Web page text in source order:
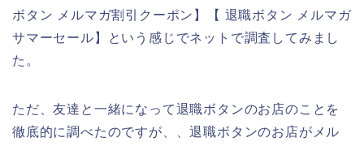
ボタン メルマガ割引クーポン】【 退職ボタン メルマガ
サマーセール】という感じでネットで調査してみまし
た。
ただ、友達と一緒になって退職ボタンのお店のことを
徹底的に調べたのですが、、退職ボタンのお店がメル